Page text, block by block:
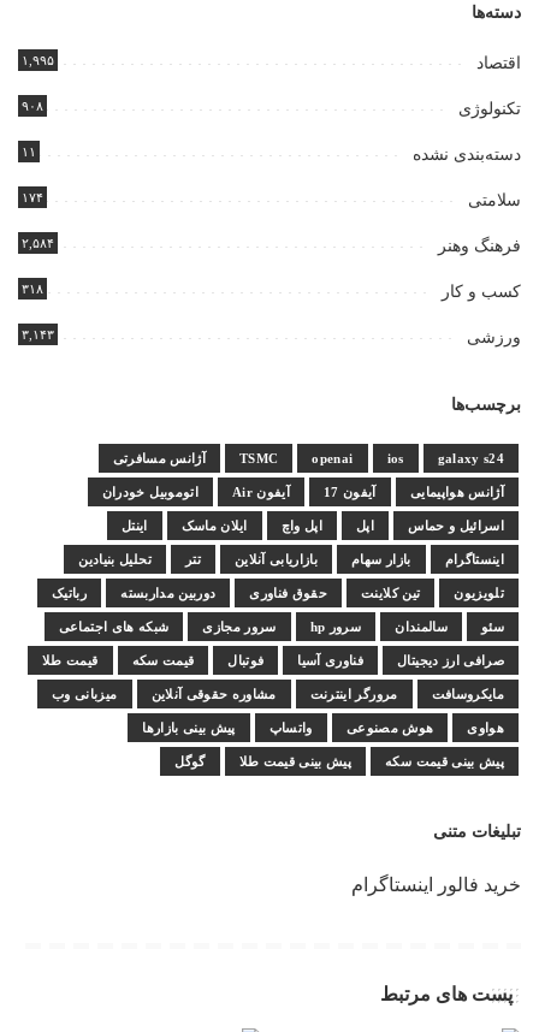
دسته‌ها
اقتصاد ۱,۹۹۵
تکنولوژی ۹۰۸
دسته‌بندی نشده ۱۱
سلامتی ۱۷۴
فرهنگ وهنر ۲,۵۸۴
کسب و کار ۳۱۸
ورزشی ۳,۱۴۳
برچسب‌ها
galaxy s24
ios
openai
TSMC آژانس مسافرتی
آژانس هواپیمایی آیفون 17 آیفون Air اتوموبیل خودران
اسرائیل و حماس اپل اپل واچ ایلان ماسک اینتل
اینستاگرام بازار سهام بازاریابی آنلاین تتر تحلیل بنیادین
تلویزیون تین کلاینت حقوق فناوری دوربین مداربسته رباتیک
سئو سالمندان سرور hp سرور مجازی شبکه های اجتماعی
صرافی ارز دیجیتال فناوری آسیا فوتبال قیمت سکه قیمت طلا
مایکروسافت مرورگر اینترنت مشاوره حقوقی آنلاین میزبانی وب
هواوی هوش مصنوعی واتساپ پیش بینی بازارها
پیش بینی قیمت سکه پیش بینی قیمت طلا گوگل
تبلیغات متنی
خرید فالور اینستاگرام
پست های مرتبط